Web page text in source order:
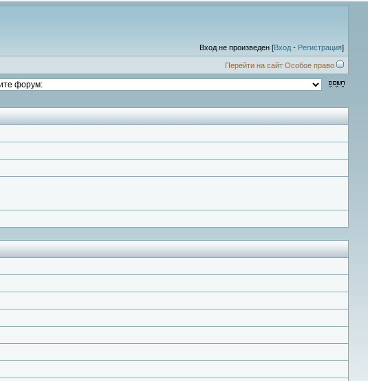
Вход не произведен [Вход - Регистрация]
Перейти на сайт Особое право